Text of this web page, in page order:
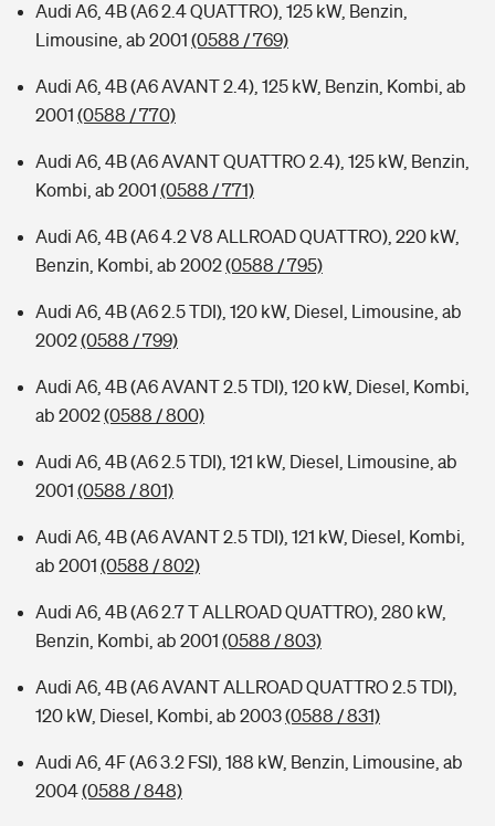
Audi A6, 4B (A6 2.4 QUATTRO), 125 kW, Benzin,
Limousine, ab 2001 (0588 / 769)
Audi A6, 4B (A6 AVANT 2.4), 125 kW, Benzin, Kombi, ab
2001 (0588 / 770)
Audi A6, 4B (A6 AVANT QUATTRO 2.4), 125 kW, Benzin,
Kombi, ab 2001 (0588 / 771)
Audi A6, 4B (A6 4.2 V8 ALLROAD QUATTRO), 220 kW,
Benzin, Kombi, ab 2002(0588 / 795)
Audi A6, 4B (A6 2.5 TDI), 120 kW, Diesel, Limousine, ab
2002(0588 / 799)
Audi A6, 4B (A6 AVANT 2.5 TDI), 120 kW, Diesel, Kombi,
ab 2002(0588 / 800)
Audi A6, 4B (A6 2.5 TDI), 121 kW, Diesel, Limousine, ab
2001 (0588 / 801)
Audi A6, 4B (A6 AVANT 2.5 TDI), 121 kW, Diesel, Kombi,
ab 2001 (0588 / 802)
Audi A6, 4B (A6 2.7 T ALLROAD QUATTRO), 280 kW,
Benzin, Kombi, ab 2001 (0588 / 803)
Audi A6, 4B (A6 AVANT ALLROAD QUATTRO 2.5 TDI),
120 kW, Diesel, Kombi, ab 2003(0588 / 831)
Audi A6, 4F (A6 3.2 FSI), 188 kW, Benzin, Limousine, ab
2004(0588 / 848)